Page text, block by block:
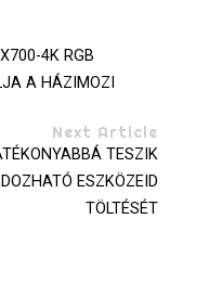
4K RGB
A HÁZIMOZI
Next Article
TESZIK
ESZKÖZEID
TÖLTÉSÉT